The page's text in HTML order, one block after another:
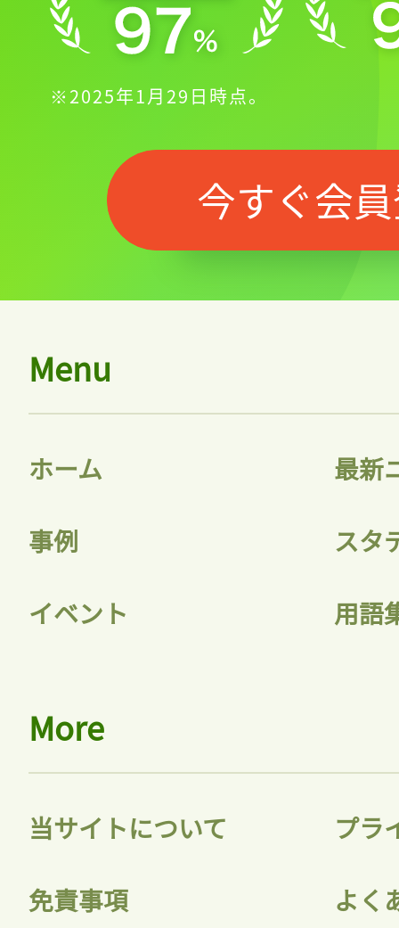
ログイン
※2025年1月29日時点。
今すぐ会
Menu
ホーム 最新
事例 スタ
イベント 用語
More
当サイトについて プラ
免責事項 よく